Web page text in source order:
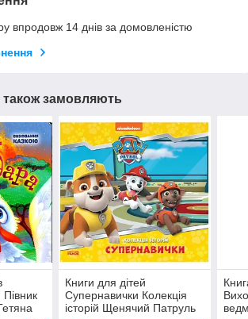
впродовж 14 днів за домовленістю
замовляють
Книги для дітей
Супернавички Колекція
історій Щенячий Патруль